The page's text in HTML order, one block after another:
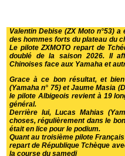
Valentin Debise (ZX Moto n°53)
des hommes forts du plateau du
Le pilote ZXMOTO repart de
doublé de la saison 2026. Il
Chinoises face aux Yamaha et
Grace à ce bon résultat, et
(Yamaha n° 75) et Jaume Masia
le pilote Albigeois revient à 19
général.
Derrière lui, Lucas Mahias
choses, régulièrement dans le
était en lice pour le podium.
Quant au troisième pilote
repart de République Tchèque
la course du samedi